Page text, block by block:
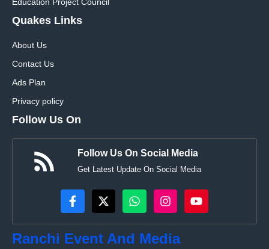
Quakes Links
About Us
Contact Us
Ads Plan
Privacy policy
Follow Us On
Follow Us On Social Media
Get Latest Update On Social Media
Ranchi Event And Media